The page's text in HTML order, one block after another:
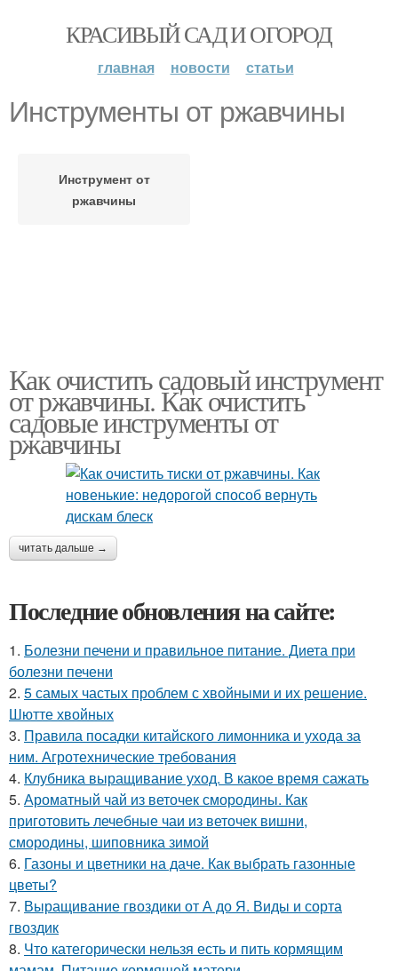
КРАСИВЫЙ САД И ОГОРОД
главная новости статьи
Инструменты от ржавчины
Инструмент от
ржавчины
Как очистить садовый инструмент
от ржавчины. Как очистить
садовые инструменты от
ржавчины
читать дальше →
Последние обновления на сайте:
1. Болезни печени и правильное питание. Диета при
болезни печени
2. 5 самых частых проблем с хвойными и их решение.
Шютте хвойных
3. Правила посадки китайского лимонника и ухода за
ним. Агротехнические требования
4. Клубника выращивание уход. В какое время сажать
5. Ароматный чай из веточек смородины. Как
приготовить лечебные чаи из веточек вишни,
смородины, шиповника зимой
6. Газоны и цветники на даче. Как выбрать газонные
цветы?
7. Выращивание гвоздики от А до Я. Виды и сорта
гвоздик
8. Что категорически нельзя есть и пить кормящим